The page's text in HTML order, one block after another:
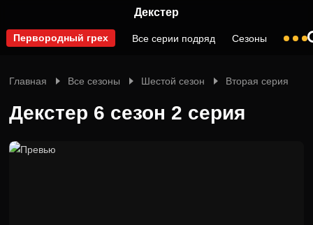
Декстер
Первородный грех Все серии подряд Сезоны
Главная Все сезоны Шестой сезон Вторая серия
Декстер 6 сезон 2 серия